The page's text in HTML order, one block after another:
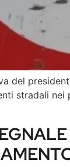
del
stradali